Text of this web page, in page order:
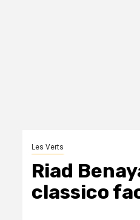
Les Verts
Riad
classico